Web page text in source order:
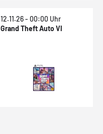
12.11.26 - 00:00 Uhr
Grand Theft Auto VI